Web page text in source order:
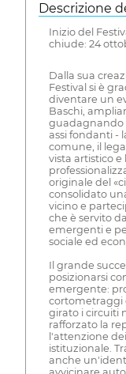
Descrizione
Inizio del
chiude: 24
Dalla sua
Festival si è
diventare un
Baschi,
guadagnando
assi fondanti -
comune, il
vista artistico e
originale del
consolidato
vicino e
che è servito
emergenti e
sociale ed
Il grande
posizionarsi
emergente:
cortometraggi
girato i circuiti
rafforzato la
l'attenzione
istituzionale.
anche